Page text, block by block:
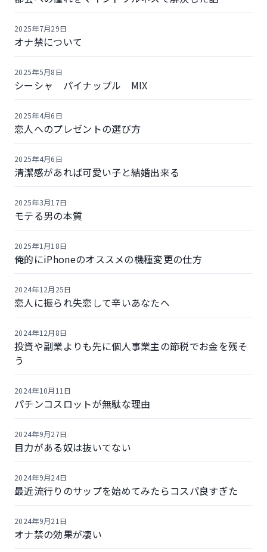
オナ禁について
2025年7月29日
シーシャ パイナップル MIX
2025年5月8日
恋人へのプレゼントの選び方
2025年4月6日
清潔感があれば可愛い子と結婚出来る
2025年4月6日
モテる男の本質
2025年3月17日
俺的にiPhoneのオススメの機種変更の仕方
2025年1月18日
恋人に振られ失恋して辛いあなたへ
2024年12月25日
投資や副業よりも先に個人事業主の節税でお金を残そ
う
2024年12月8日
パチンコスロットが無駄な理由
2024年10月11日
目力がある奴は抜いてない
2024年9月27日
最近流行りのサップを始めてみたらコスパ良すぎた
2024年9月24日
オナ禁の効果が凄い
2024年9月21日